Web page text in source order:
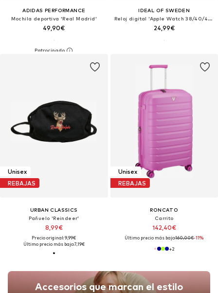
ADIDAS PERFORMANCE
Mochila deportiva 'Real Madrid'
49,90€
IDEAL OF SWEDEN
Reloj digital 'Apple Watch 38/40/41/42 Large'
24,99€
Unisex
REBAJAS
URBAN CLASSICS
Pañuelo 'Reindeer'
8,99€
Precio original: 9,99€
Último precio más bajo:7,19€
Accesorios que marcan el estilo
Unisex
REBAJAS
RONCATO
Carrito
142,40€
Último precio más bajo:160,00€-11%
+2